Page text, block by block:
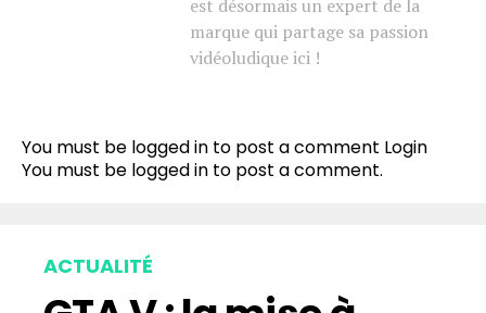
est désormais un expert de la
marque qui partage sa passion
vidéoludique ici !
You must be logged in to post a comment Login
You must be logged in to post a comment.
ACTUALITÉ